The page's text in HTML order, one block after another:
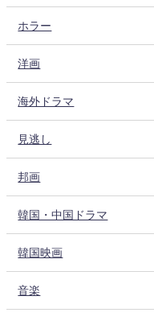
ホラー
洋画
海外ドラマ
見逃し
邦画
韓国・中国ドラマ
韓国映画
音楽